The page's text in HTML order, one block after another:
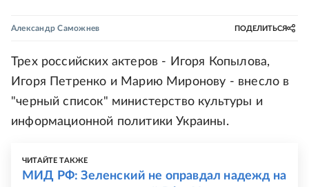
Александр Саможнев ПОДЕЛИТЬСЯ
Трех российских актеров - Игоря Копылова,
Игоря Петренко и Марию Миронову - внесло в
"черный список" министерство культуры и
информационной политики Украины.
ЧИТАЙТЕ ТАКЖЕ
МИД РФ: Зеленский не оправдал надежд на